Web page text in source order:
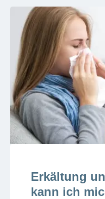
Erkältung
kann ich